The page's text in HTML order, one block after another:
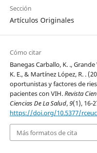
Sección
Artículos Originales
Cómo citar
Banegas Carballo, K. .,
K. E., & Martínez López, R. .
oportunistas y factores de
pacientes con VIH.Revista
Ciencias De La Salud,9(1), 16-
https://doi.org/10.5377/
Más formatos de cita